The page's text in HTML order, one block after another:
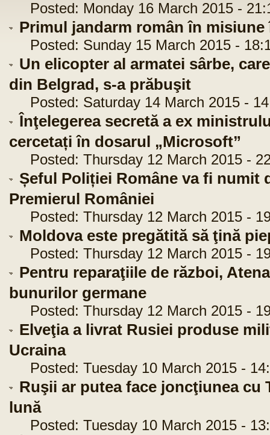
Posted: Monday 16 March 2015 -
Primul jandarm român în misiune
Posted: Sunday 15 March 2015 -
Un elicopter al armatei sârbe,
din Belgrad, s-a prăbuşit
Posted: Saturday 14 March 2015 -
Înţelegerea secretă a ex
cercetați în dosarul „Microsoft”
Posted: Thursday 12 March 2015 -
Șeful Poliției Române va fi numit
Premierul României
Posted: Thursday 12 March 2015 -
Moldova este pregătită să ţină
Posted: Thursday 12 March 2015 -
Pentru reparaţiile de război,
bunurilor germane
Posted: Thursday 12 March 2015 -
Elveţia a livrat Rusiei produse
Ucraina
Posted: Tuesday 10 March 2015 -
Ruşii ar putea face joncţiunea
lună
Posted: Tuesday 10 March 2015 -